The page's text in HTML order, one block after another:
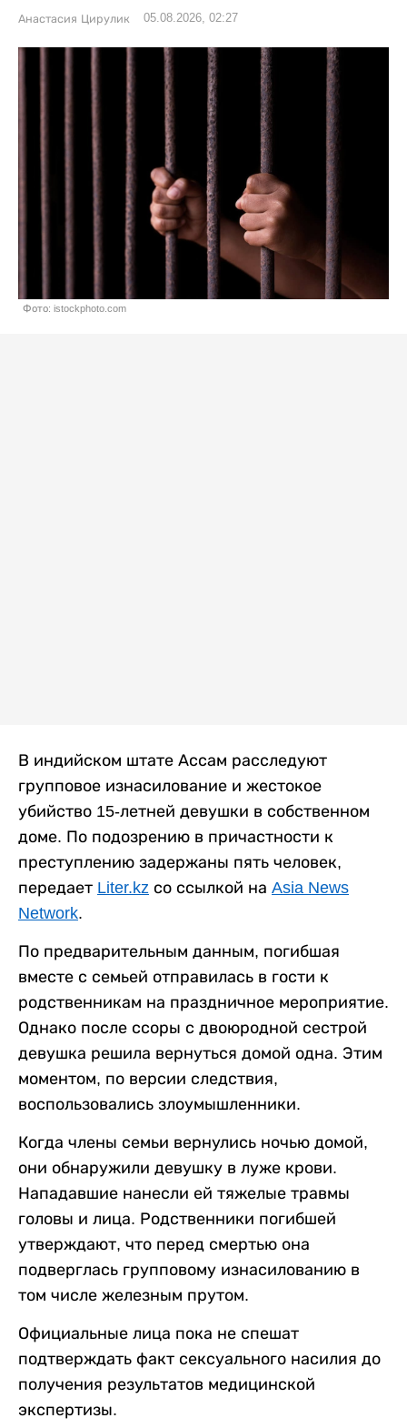
Анастасия Цирулик 05.08.2026, 02:27
Фото: istockphoto.com
В индийском штате Ассам расследуют
групповое изнасилование и жестокое
убийство 15-летней девушки в собственном
доме. По подозрению в причастности к
преступлению задержаны пять человек,
передает Liter.kz со ссылкой на Asia News
Network.
По предварительным данным, погибшая
вместе с семьей отправилась в гости к
родственникам на праздничное мероприятие.
Однако после ссоры с двоюродной сестрой
девушка решила вернуться домой одна. Этим
моментом, по версии следствия,
воспользовались злоумышленники.
Когда члены семьи вернулись ночью домой,
они обнаружили девушку в луже крови.
Нападавшие нанесли ей тяжелые травмы
головы и лица. Родственники погибшей
утверждают, что перед смертью она
подверглась групповому изнасилованию в
том числе железным прутом.
Официальные лица пока не спешат
подтверждать факт сексуального насилия до
получения результатов медицинской
экспертизы.